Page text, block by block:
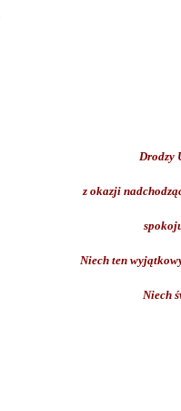
Drodzy
z okazji
Niech ten
Niech